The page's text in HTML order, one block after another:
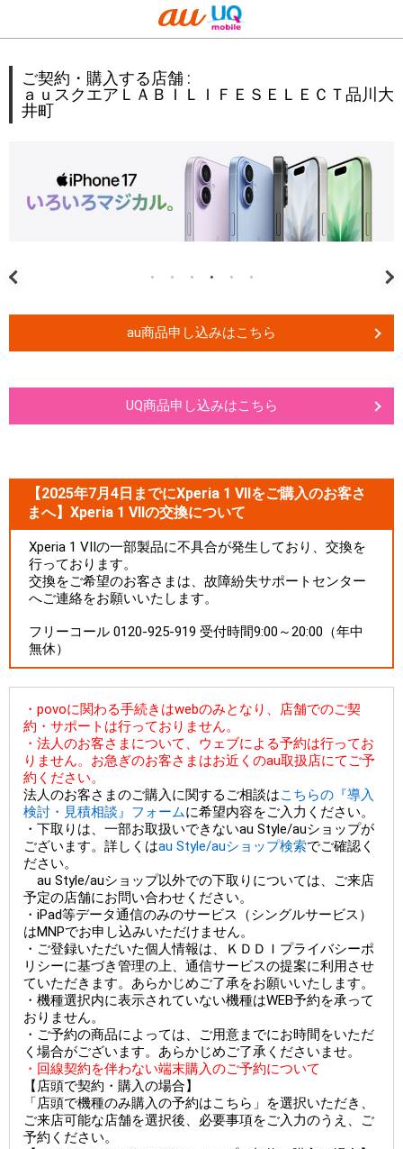
ご契約・購入する店舗 :
ａｕスクエアＬＡＢＩＬＩＦＥＳＥＬＥＣＴ品川大
井町
au商品申し込みはこちら
UQ商品申し込みはこちら
【2025年7月4日までにXperia 1 VIIをご購入のお客さ
まへ】Xperia 1 VIIの交換について
Xperia 1 VIIの一部製品に不具合が発生しており、交換を
行っております。
交換をご希望のお客さまは、故障紛失サポートセンター
へご連絡をお願いいたします。
フリーコール 0120-925-919 受付時間9:00～20:00（年中
無休）
・povoに関わる手続きはwebのみとなり、店舗でのご契
約・サポートは行っておりません。
・法人のお客さまについて、ウェブによる予約は行ってお
りません。お急ぎのお客さまはお近くのau取扱店にてご予
約ください。
法人のお客さまのご購入に関するご相談はこちらの『導入
検討・見積相談』フォームに希望内容をご入力ください。
・下取りは、一部お取扱いできないau Style/auショップが
ございます。詳しくはau Style/auショップ検索でご確認く
ださい。
au Style/auショップ以外での下取りについては、ご来店
予定の店舗にお問い合わせください。
・iPad等データ通信のみのサービス（シングルサービス）
はMNPでお申し込みいただけません。
・ご登録いただいた個人情報は、ＫＤＤＩプライバシーポ
リシーに基づき管理の上、通信サービスの提案に利用させ
ていただきます。あらかじめご了承をお願いいたします。
・機種選択内に表示されていない機種はWEB予約を承って
おりません。
・ご予約の商品によっては、ご用意までにお時間をいただ
く場合がございます。あらかじめご了承くださいませ。
・回線契約を伴わない端末購入のご予約について
【店頭で契約・購入の場合】
「店頭で機種のみ購入の予約はこちら」を選択いただき、
ご来店可能な店舗を選択後、必要事項をご入力のうえ、ご
予約ください。